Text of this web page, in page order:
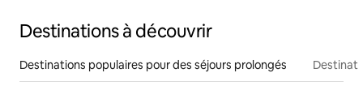
Destinations à découvrir
Destinations populaires pour des séjours prolongés